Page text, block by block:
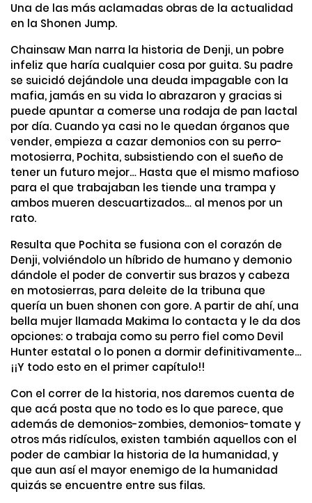
Una de las más aclamadas obras de la actualidad
en la Shonen Jump.
Chainsaw Man narra la historia de Denji, un pobre
infeliz que haría cualquier cosa por guita. Su padre
se suicidó dejándole una deuda impagable con la
mafia, jamás en su vida lo abrazaron y gracias si
puede apuntar a comerse una rodaja de pan lactal
por día. Cuando ya casi no le quedan órganos que
vender, empieza a cazar demonios con su perro-
motosierra, Pochita, subsistiendo con el sueño de
tener un futuro mejor… Hasta que el mismo mafioso
para el que trabajaban les tiende una trampa y
ambos mueren descuartizados… al menos por un
rato.
Resulta que Pochita se fusiona con el corazón de
Denji, volviéndolo un híbrido de humano y demonio
dándole el poder de convertir sus brazos y cabeza
en motosierras, para deleite de la tribuna que
quería un buen shonen con gore. A partir de ahí, una
bella mujer llamada Makima lo contacta y le da dos
opciones: o trabaja como su perro fiel como Devil
Hunter estatal o lo ponen a dormir definitivamente…
¡¡Y todo esto en el primer capítulo!!
Con el correr de la historia, nos daremos cuenta de
que acá posta que no todo es lo que parece, que
además de demonios-zombies, demonios-tomate y
otros más ridículos, existen también aquellos con el
poder de cambiar la historia de la humanidad, y
que aun así el mayor enemigo de la humanidad
quizás se encuentre entre sus filas.